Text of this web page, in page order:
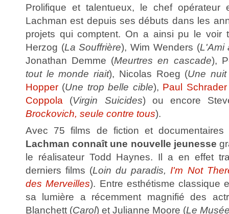
Prolifique et talentueux, le chef opérateur
Lachman est depuis ses débuts dans les
projets qui comptent. On a ainsi pu le voir
Herzog (La Souffrière), Wim Wenders (L'Ami
Jonathan Demme (Meurtres en cascade),
tout le monde riait), Nicolas Roeg (Une
Hopper (Une trop belle cible), Paul Schrader
Coppola (Virgin Suicides) ou encore
Brockovich, seule contre tous).
Avec 75 films de fiction et
Lachman connaît une nouvelle jeunesse
le réalisateur Todd Haynes. Il a en effet
derniers films (Loin du paradis, I'm Not
des Merveilles). Entre esthétisme classique
sa lumière a récemment magnifié des
Blanchett (Carol) et Julianne Moore (Le